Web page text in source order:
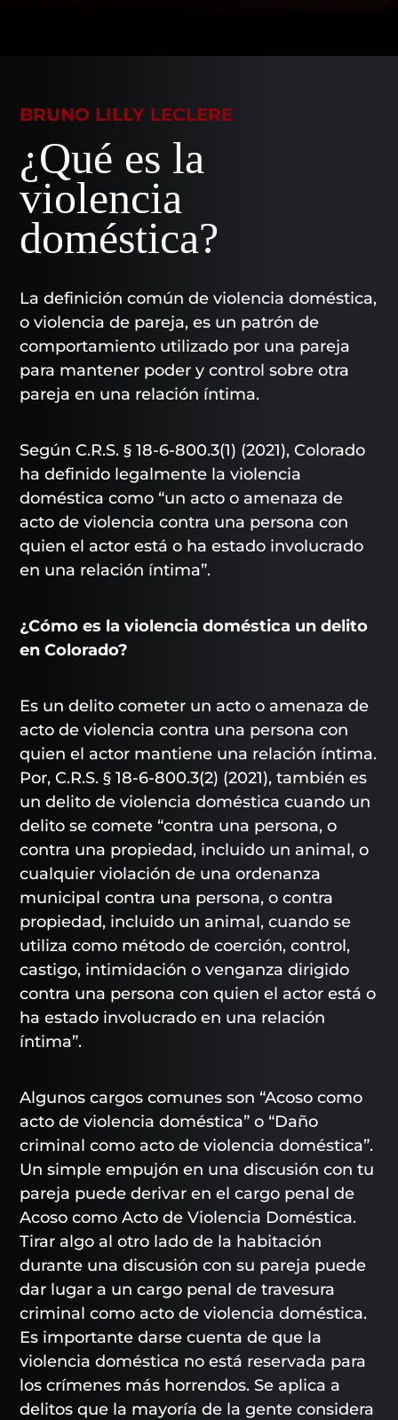
BRUNO LILLY LECLERE
¿Qué es la
violencia
doméstica?
La definición común de violencia doméstica,
o violencia de pareja, es un patrón de
comportamiento utilizado por una pareja
para mantener poder y control sobre otra
pareja en una relación íntima.
Según C.R.S. § 18-6-800.3(1) (2021), Colorado
ha definido legalmente la violencia
doméstica como “un acto o amenaza de
acto de violencia contra una persona con
quien el actor está o ha estado involucrado
en una relación íntima”.
¿Cómo es la violencia doméstica un delito
en Colorado?
Es un delito cometer un acto o amenaza de
acto de violencia contra una persona con
quien el actor mantiene una relación íntima.
Por, C.R.S. § 18-6-800.3(2) (2021), también es
un delito de violencia doméstica cuando un
delito se comete “contra una persona, o
contra una propiedad, incluido un animal, o
cualquier violación de una ordenanza
municipal contra una persona, o contra
propiedad, incluido un animal, cuando se
utiliza como método de coerción, control,
castigo, intimidación o venganza dirigido
contra una persona con quien el actor está o
ha estado involucrado en una relación
íntima”.
Algunos cargos comunes son “Acoso como
acto de violencia doméstica” o “Daño
criminal como acto de violencia doméstica”.
Un simple empujón en una discusión con tu
pareja puede derivar en el cargo penal de
Acoso como Acto de Violencia Doméstica.
Tirar algo al otro lado de la habitación
durante una discusión con su pareja puede
dar lugar a un cargo penal de travesura
criminal como acto de violencia doméstica.
Es importante darse cuenta de que la
violencia doméstica no está reservada para
los crímenes más horrendos. Se aplica a
delitos que la mayoría de la gente considera